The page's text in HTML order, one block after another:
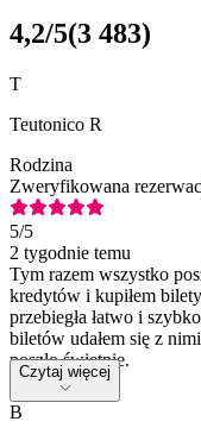
4,2/5(3 483)
T
Teutonico R
Rodzina
Zweryfikowana
5/5
2 tygodnie temu
Tym razem wszystko
kredytów i kupiłem
przebiegła łatwo i
biletów udałem się z
poszło świetnie.
Czytaj więcej
B